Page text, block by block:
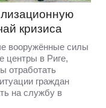
кризиса
вооружённые силы
центры в Риге,
отработать
граждан
на службу в